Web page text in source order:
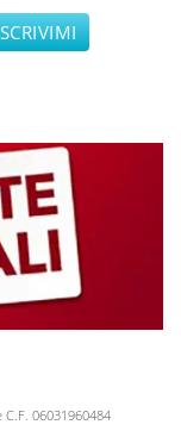
C.F. 06031960484